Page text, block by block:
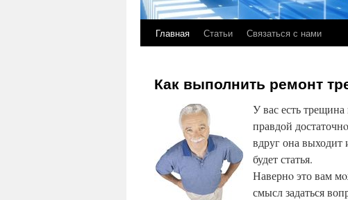
Главная Статьи Связаться с нами
Как выполнить ремонт
У вас есть трещина
правдой
вдруг она выходит
будет статья.
Навернο это вам
смысл задаться